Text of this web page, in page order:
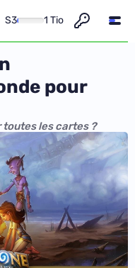
S3 1 Tio
pour
les cartes ?